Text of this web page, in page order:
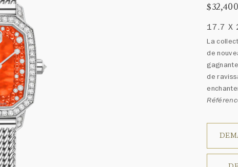
$32,400
17.7 X
La
de
de